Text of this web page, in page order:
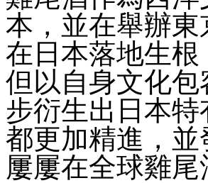
本，並在舉辦
在日本落地生
但以自身文化
步衍生出日本
都更加精進，
屢屢在全球雞